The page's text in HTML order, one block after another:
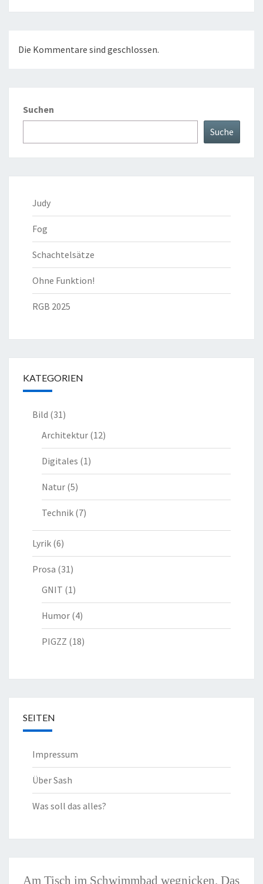
Die Kommentare sind geschlossen.
Suchen
Suche
Judy
Fog
Schachtelsätze
Ohne Funktion!
RGB 2025
KATEGORIEN
Bild (31)
Architektur (12)
Digitales (1)
Natur (5)
Technik (7)
Lyrik (6)
Prosa (31)
GNIT (1)
Humor (4)
PIGZZ (18)
SEITEN
Impressum
Über Sash
Was soll das alles?
Am Tisch im Schwimmbad wegnicken. Das